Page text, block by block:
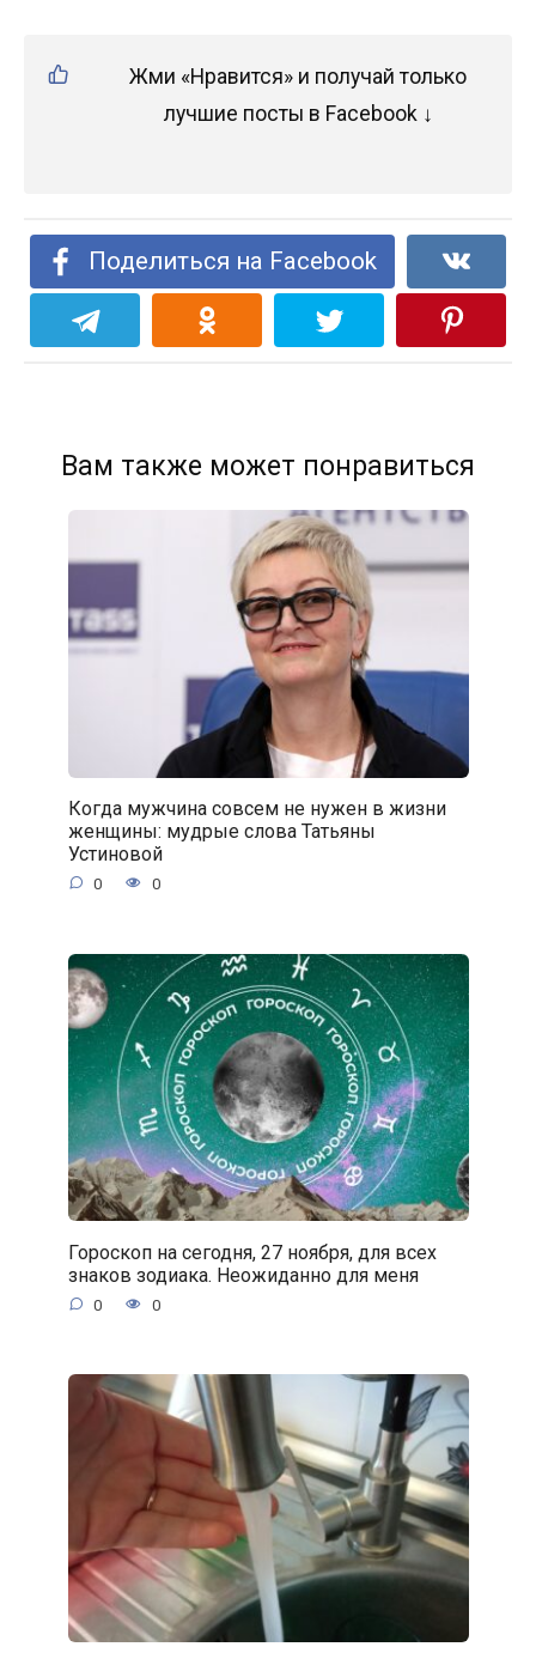
Жми «Нравится» и получай только
лучшие посты в Facebook ↓
Поделиться на Facebook
Вам также может понравиться
Когда мужчина совсем не нужен в жизни
женщины: мудрые слова Татьяны
Устиновой
0 0
Гороскоп на сегодня, 27 ноября, для всех
знаков зодиака. Неожиданно для меня
0 0